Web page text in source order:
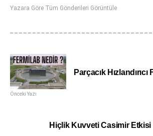
Yazara Göre Tüm Gönderileri Görüntüle
Parçacık
Önceki Yazı
Hiçlik Kuvveti Casimir Etkisi